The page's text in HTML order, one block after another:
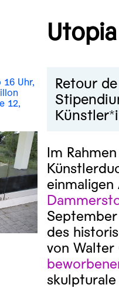
Utopia
16 Uhr,
12,
Retour
Im
des
von